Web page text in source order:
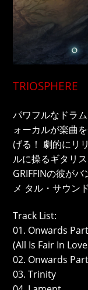
TRIOSPHERE
パワフルなドラ
ォーカルが楽曲
げる！ 劇的にリ
ルに操るギタリ
GRIFFINの彼が
メ タル・サウン
Track List:
01. Onwards
(All Is Fair In
02. Onwards
03. Trinity